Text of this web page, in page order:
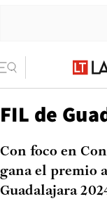
FIL de
Con foco en
gana el premio
Guadalajara